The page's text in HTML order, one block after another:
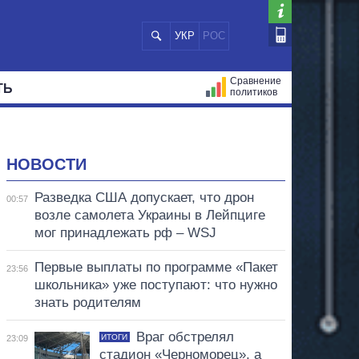
УКР РОС
Сравнение
политиков
НОВОСТИ
00:57
Разведка США допускает, что дрон
возле самолета Украины в Лейпциге
мог принадлежать рф – WSJ
23:56
Первые выплаты по программе «Пакет
школьника» уже поступают: что нужно
знать родителям
23:09 ИТОГИ
Враг обстрелял
стадион «Черноморец», а